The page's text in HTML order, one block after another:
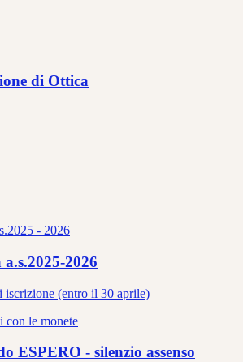
di Ottica
2026
iscrizione (entro il 30 aprile)
ESPERO - silenzio assenso